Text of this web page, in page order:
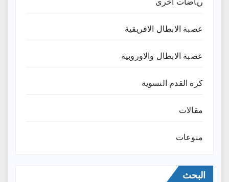
عصبة الابطال الافريقية
عصبة الابطال والاوروبية
كرة القدم النسوية
مقالات
منوعات
البحث